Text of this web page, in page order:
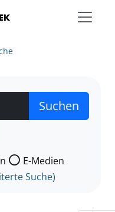
der Sie suchen wollen.
E-Medien
Suche)